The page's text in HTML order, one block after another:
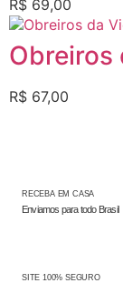
R$ 69,00
Obreiros
R$ 67,00
RECEBA EM CASA
Enviamos para todo Brasil
SITE 100% SEGURO